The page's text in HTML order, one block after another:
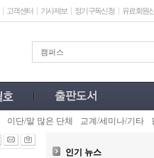
고객센터 기사제보 정기구독신청 유료회원
이단/말 많은 단체 교계/세미나/기타
인기 뉴스